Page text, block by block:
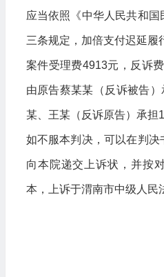
应当依照《中华人民共和
三条规定，加倍支付迟延履
案件受理费4913元，反诉
由原告蔡某某（反诉被告
某、王某（反诉原告）承担
如不服本判决，可以在判决
向本院递交上诉状，并按
本，上诉于渭南市中级人民